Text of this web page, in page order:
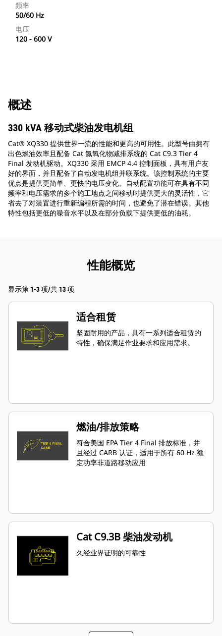
频率
50/60 Hz
电压
120 - 600 V
概述
330 kVA 移动式柴油发电机组
Cat® XQ330 提供世界一流的性能和更高的可用性。此型号由拥有
出色燃油效率且配备 Cat 氮氧化物减排系统的 Cat C9.3 Tier 4
Final 发动机驱动。XQ330 采用 EMCP 4.4 控制面板，具有用户友
好的界面，并且配备了自动发电机组并联系统。该控制系统的主要
优点是提供更简单、更快的电压变化。自动配置功能可在具有不同
频率和电压需求的多个施工地点之间移动时提供更大的灵活性，它
省去了对装置进行重新编程所需的时间，也避免了潜在错误。其他
特性包括更低的噪音水平以及在部分负载下提供更低的油耗。
性能概览
显示第 1-3 项/共 13 项
适合租赁
坚固耐用的产品，具有一系列适合租赁的
特性，确保满足作业要求和应用需求。
燃油/排放策略
符合美国 EPA Tier 4 Final 排放标准，并
且经过 CARB 认证，适用于所有 60 Hz 额
定功率非道路移动应用
Cat C9.3B 柴油发动机
久经业界证明的可靠性